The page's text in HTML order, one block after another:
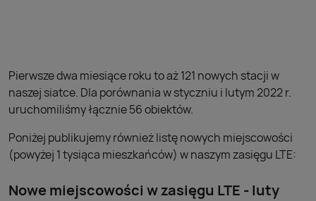
Pierwsze dwa miesiące roku to aż 121 nowych stacji w
naszej siatce. Dla porównania w styczniu i lutym 2022 r.
uruchomiliśmy łącznie 56 obiektów.
Poniżej publikujemy również listę nowych miejscowości
(powyżej 1 tysiąca mieszkańców) w naszym zasięgu LTE:
Nowe miejscowości w zasięgu LTE - luty